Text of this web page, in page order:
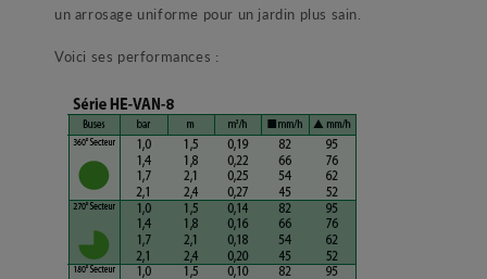
un arrosage uniforme pour un jardin plus sain.
Voici ses performances :